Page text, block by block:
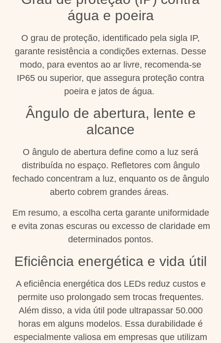
água e poeira
O grau de proteção, identificado pela sigla IP,
garante resistência a condições externas. Desse
modo, para eventos ao ar livre, recomenda-se
IP65 ou superior, que assegura proteção contra
poeira e jatos de água.
Ângulo de abertura, lente e
alcance
O ângulo de abertura define como a luz será
distribuída no espaço. Refletores com ângulo
fechado concentram a luz, enquanto os de ângulo
aberto cobrem grandes áreas.
Em resumo, a escolha certa garante uniformidade
e evita zonas escuras ou excesso de claridade em
determinados pontos.
Eficiência energética e vida útil
A eficiência energética dos LEDs reduz custos e
permite uso prolongado sem trocas frequentes.
Além disso, a vida útil pode ultrapassar 50.000
horas em alguns modelos. Essa durabilidade é
especialmente valiosa em empresas que utilizam